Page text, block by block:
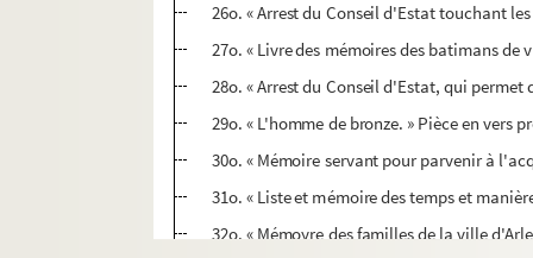
26o. « Arrest du Conseil d'Estat touchant
27o. « Livre des mémoires des batimans
28o. « Arrest du Conseil d'Estat, qui
29o. « L'homme de bronze. » Pièce en vers
30o. « Mémoire servant pour parvenir à
31o. « Liste et mémoire des temps et
32o. « Mémoyre des familles de la ville